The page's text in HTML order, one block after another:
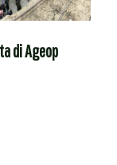
di Ageop